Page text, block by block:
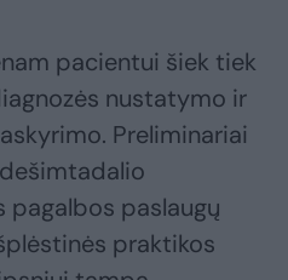
pacientui šiek tiek
nustatymo ir
Preliminariai
paslaugų
praktikos